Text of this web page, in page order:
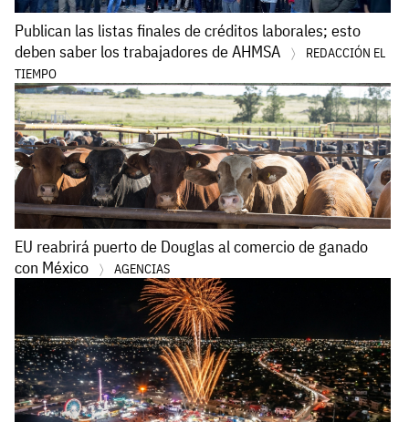
Publican las listas finales de créditos laborales; esto
deben saber los trabajadores de AHMSA
REDACCIÓN EL
TIEMPO
EU reabrirá puerto de Douglas al comercio de ganado
con México
AGENCIAS